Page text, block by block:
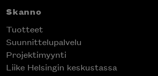
Skanno
Tuotteet
Suunnittelupalvelu
Projektimyynti
Liike Helsingin keskustassa